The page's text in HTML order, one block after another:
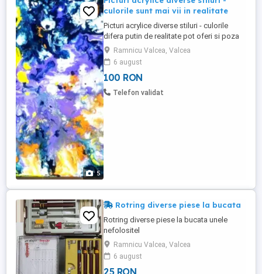
5
culorile sunt mai vii in realitate
Picturi acrylice diverse stiluri - culorile
difera putin de realitate pot oferi si poza
individuala tablou - pret 100 - 350 am si
alte multele diverse teme stiluri materiale
ulei acuarela geafica penita
Ramnicu Valcea, Valcea
6 august
100 RON
Telefon validat
Rotring diverse piese la bucata
Rotring diverse piese la bucata unele
nefolositel
Ramnicu Valcea, Valcea
6 august
25 RON